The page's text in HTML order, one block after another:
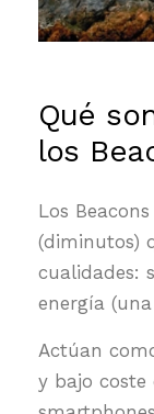
Qué
los
Los
(diminutos)
cualidades:
energía
Actúan
y bajo